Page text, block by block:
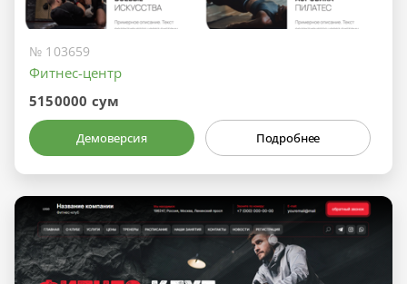
№ 103659
Фитнес-центр
5150000 сум
Демоверсия Подробнее